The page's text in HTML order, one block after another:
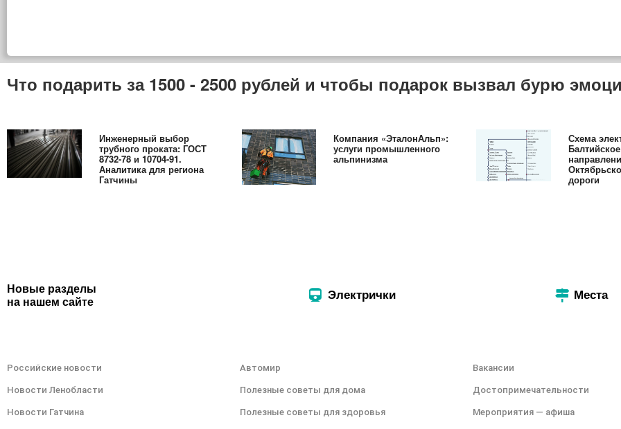
Что подарить за 1500 - 2500 рублей и чтобы подарок вызвал бурю
Инженерный выбор
трубного проката: ГОСТ
8732-78 и 10704-91.
Аналитика для региона
Гатчины
Компания «ЭталонАльп»:
услуги промышленного
альпинизма
Схема
дороги
Новые разделы
на нашем сайте
Электрички Места
Российские новости
Новости Ленобласти
Новости Гатчина
Автомир
Полезные советы для дома
Полезные советы для здоровья
Вакансии
Достопримечательности
Мероприятия — афиша